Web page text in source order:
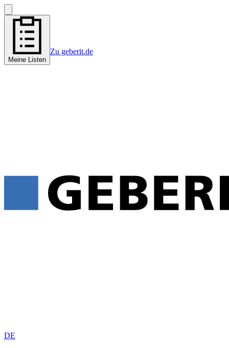
Meine Listen
Zu geberit.de
DE